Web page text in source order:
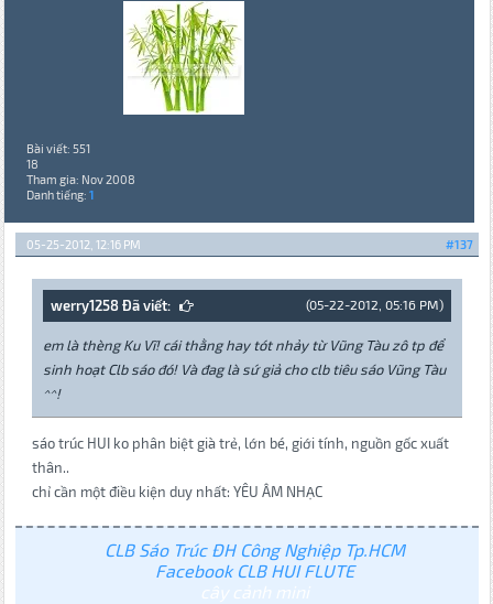
Bài viết: 551
18
Tham gia: Nov 2008
Danh tiếng: 1
#137
05-25-2012, 12:16 PM
(05-22-2012, 05:16 PM)
werry1258 Đã viết:
em là thèng Ku Vĩ! cái thằng hay tót nhảy từ Vũng Tàu zô tp để
sinh hoạt Clb sáo đó! Và đag là sứ giả cho clb tiêu sáo Vũng Tàu
^^!
sáo trúc HUI ko phân biệt già trẻ, lớn bé, giới tính, nguồn gốc xuất
thân..
chỉ cần một điều kiện duy nhất: YÊU ÂM NHẠC
CLB Sáo Trúc ĐH Công Nghiệp Tp.HCM
Facebook CLB HUI FLUTE
cây cảnh mini